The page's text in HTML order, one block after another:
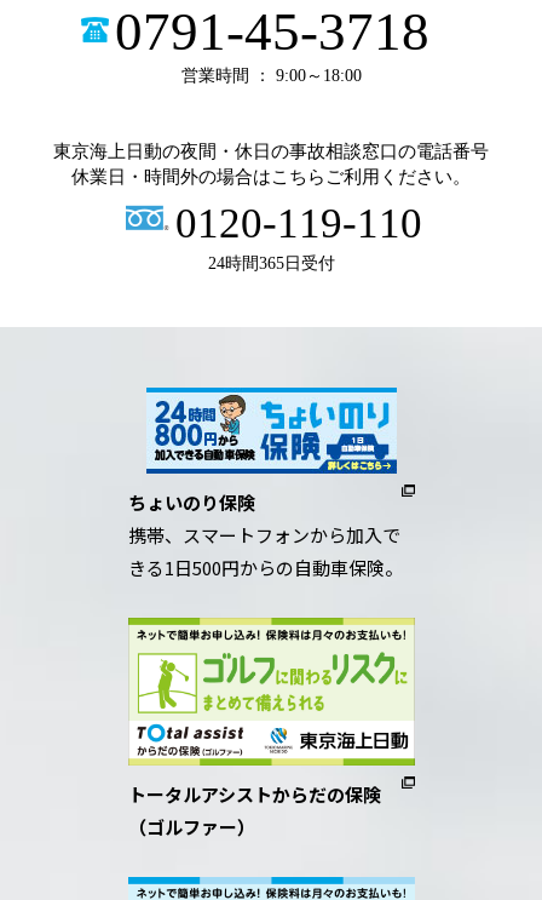
0791-45-3718
営業時間 ： 9:00～18:00
東京海上日動の夜間・休日の事故相談窓口の電話番号
休業日・時間外の場合はこちらご利用ください。
0120-119-110
24時間365日受付
ちょいのり保険
携帯、スマートフォンから加入で
きる1日500円からの自動車保険。
トータルアシストからだの保険
（ゴルファー）